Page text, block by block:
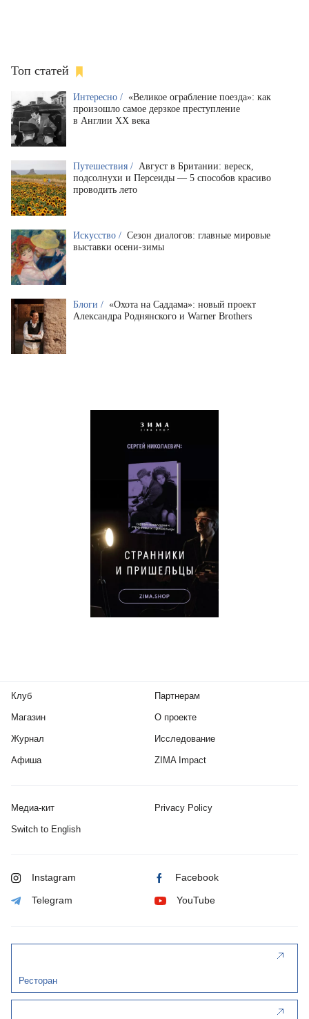
Топ статей
Интересно / «Великое ограбление поезда»: как
произошло самое дерзкое преступление
в Англии XX века
Путешествия / Август в Британии: вереск,
подсолнухи и Персеиды — 5 способов красиво
проводить лето
Искусство / Сезон диалогов: главные мировые
выставки осени-зимы
Блоги / «Охота на Саддама»: новый проект
Александра Роднянского и Warner Brothers
Клуб
Магазин
Журнал
Афиша
Партнерам
О проекте
Исследование
ZIMA Impact
Медиа-кит Privacy Policy
Switch to English
Instagram Facebook
Telegram YouTube
Ресторан